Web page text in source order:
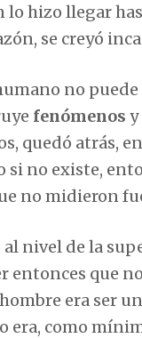
lo hizo llegar
se creyó
no
fenómenos y
quedó atrás,
si no existe,
no midieron
al nivel de la
entonces que
era ser
era, como